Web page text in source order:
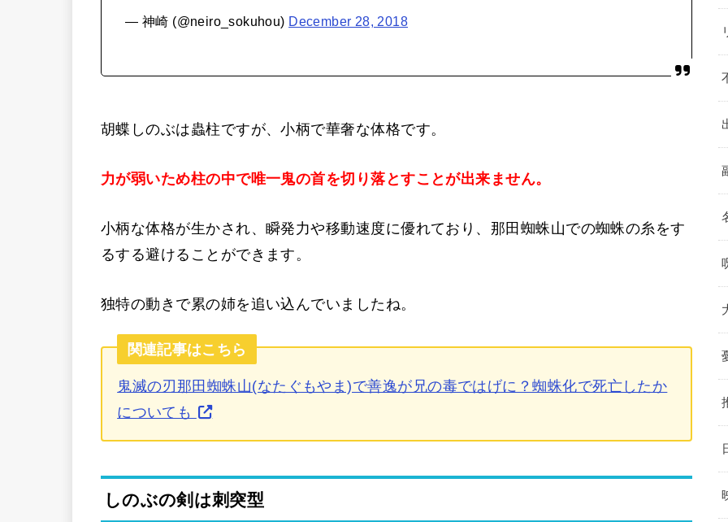
— 神崎 (@neiro_sokuhou) December 28, 2018
胡蝶しのぶは蟲柱ですが、小柄で華奢な体格です。
力が弱いため柱の中で唯一鬼の首を切り落とすことが出来ません。
小柄な体格が生かされ、瞬発力や移動速度に優れており、那田蜘蛛山での蜘蛛の糸をす
るする避けることができます。
独特の動きで累の姉を追い込んでいましたね。
関連記事はこちら
鬼滅の刃那田蜘蛛山(なたぐもやま)で善逸が兄の毒ではげに？蜘蛛化で死亡したか
についても
しのぶの剣は刺突型